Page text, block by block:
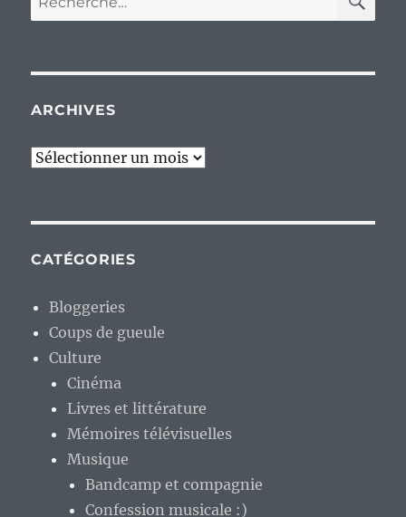
pour :
ARCHIVES
Archives
CATÉGORIES
Bloggeries
Coups de gueule
Culture
Cinéma
Livres et littérature
Mémoires télévisuelles
Musique
Bandcamp et compagnie
Confession musicale :)